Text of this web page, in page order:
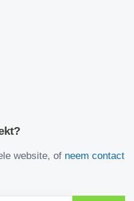
website, of neem contact